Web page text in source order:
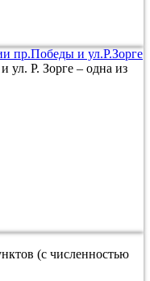
пр.Победы и ул.Р.Зорге
ул. Р. Зорге – одна из
(с численностью